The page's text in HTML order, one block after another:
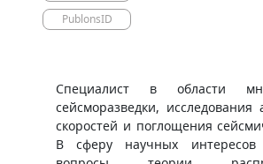
PublonsID
​​​​​Специалист в области
сейсморазведки, исследования
скоростей и поглощения
В сферу научных интересов